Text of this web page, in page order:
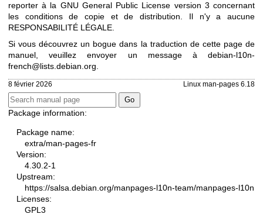
reporter à la GNU General Public License version 3 concernant
les conditions de copie et de distribution. Il n'y a aucune
RESPONSABILITÉ LÉGALE.
Si vous découvrez un bogue dans la traduction de cette page de
manuel, veuillez envoyer un message à debian-l10n-
french@lists.debian.org
8 février 2026 Linux man-pages 6.18
Package information:
Package name:
extra/man-pages-fr
Version:
4.30.2-1
Upstream:
https://salsa.debian.org/manpages-l10n-team/manpages-l10n
Licenses:
GPL3